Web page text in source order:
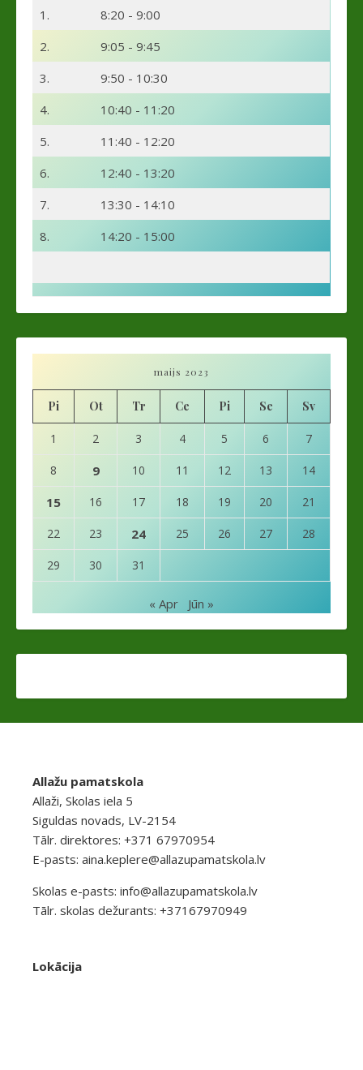
1.
8:20 - 9:00
2.
9:05 - 9:45
3.
9:50 - 10:30
4.
10:40 - 11:20
5.
11:40 - 12:20
6.
12:40 - 13:20
7.
13:30 - 14:10
8.
14:20 - 15:00
maijs 2023
Pi Ot Tr Ce Pi Se Sv
1 2 3 4 5 6 7
8 9 10 11 12 13 14
15 16 17 18 19 20 21
22 23 24 25 26 27 28
29 30 31
« Apr Jūn »
Allažu pamatskola
Allaži, Skolas iela 5
Siguldas novads, LV-2154
Tālr. direktores: +371 67970954
E-pasts: aina.keplere@allazupamatskola.lv
Skolas e-pasts: info@allazupamatskola.lv
Tālr. skolas dežurants: +37167970949
Lokācija